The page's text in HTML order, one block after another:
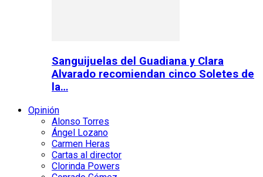
Sanguijuelas del Guadiana y Clara
Alvarado recomiendan cinco Soletes de
la…
Opinión
Alonso Torres
Ángel Lozano
Carmen Heras
Cartas al director
Clorinda Powers